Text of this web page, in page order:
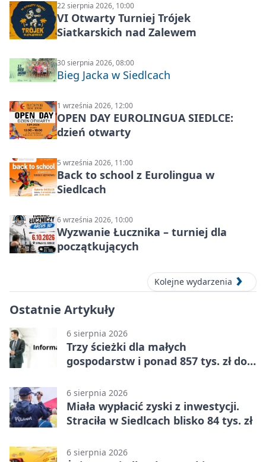
22 sierpnia 2026, 10:00
VI Otwarty Turniej Trójek
Siatkarskich nad Zalewem
30 sierpnia 2026, 08:00
Bieg Jacka w Siedlcach
1 września 2026, 12:00
OPEN DAY EUROLINGUA SIEDLCE:
dzień otwarty
5 września 2026, 11:00
Back to school z Eurolingua w
Siedlcach
6 września 2026, 10:00
Wyzwanie Łucznika – turniej dla
początkujących
Kolejne wydarzenia
Ostatnie Artykuły
6 sierpnia 2026
Trzy ścieżki dla małych
gospodarstw i ponad 857 tys. zł do
6 sierpnia 2026
Miała wypłacić zyski z inwestycji.
Straciła w Siedlcach blisko 84 tys. zł
6 sierpnia 2026